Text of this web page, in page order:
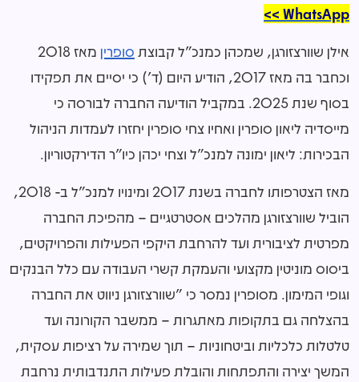
WhatsApp >>
אילן שוורצזורגן, שמכהן כמנכ"ל קבוצת סופרין
מאז 2018
וכחבר בה מאז 2017, הודיע היום (ד') כי יסיים את תפקידו
בסוף שנת 2025. במקביל הודיעה החברה לבורסה כי
מייסדיה ליאון סופרין ואחיו צחי סופרין יחזרו לעמדות הניהול
הבכירות: ליאון ימונה למנכ"ל וצחי יכהן כיו"ר הדירקטוריון.
מאז הצטרפותו לחברה בשנת 2017 ומינויו למנכ"ל ב- 2018,
הוביל שוורצזורגן מהלכים אסטרטגיים – מהפיכת החברה
מפרטית לציבורית ועד להרחבת היקפי הפעילות והפרויקטים,
ביסוס מוניטין מקצועי והעמקת קשרי העבודה עם כלל הבנקים
וגופי המימון. מסופרין נמסר כי "שוורצזורגן ניווט את החברה
בהצלחה גם בתקופות מאתגרות – ממשבר הקורונה ועד
טלטלות כלכליות וביטחוניות – תוך שמירה על רציפות עסקית,
המשך יצירה והתפתחות והובלת פעילות התנדבותית נרחבת